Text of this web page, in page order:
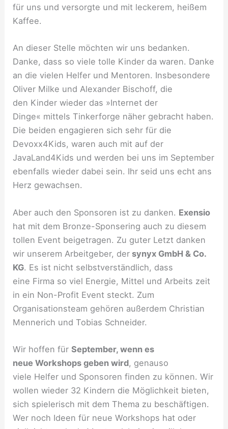
für uns und versorgte und mit leckerem, heißem
Kaffee.
An dieser Stelle möchten wir uns bedanken.
Danke, dass so viele tolle Kinder da waren. Danke
an die vielen Helfer und Mentoren. Insbesondere
Oliver Milke und Alexander Bischoff, die
den Kinder wieder das »Internet der
Dinge« mittels Tinkerforge näher gebracht haben.
Die beiden engagieren sich sehr für die
Devoxx4Kids, waren auch mit auf der
JavaLand4Kids und werden bei uns im September
ebenfalls wieder dabei sein. Ihr seid uns echt ans
Herz gewachsen.
Aber auch den Sponsoren ist zu danken. Exensio
hat mit dem Bronze-Sponsering auch zu diesem
tollen Event beigetragen. Zu guter Letzt danken
wir unserem Arbeitgeber, der synyx GmbH & Co.
KG. Es ist nicht selbstverständlich, dass
eine Firma so viel Energie, Mittel und Arbeits zeit
in ein Non-Profit Event steckt. Zum
Organisationsteam gehören außerdem Christian
Mennerich und Tobias Schneider.
Wir hoffen fürSeptember, wenn es
neue Workshops geben wird, genauso
viele Helfer und Sponsoren finden zu können. Wir
wollen wieder 32 Kindern die Möglichkeit bieten,
sich spielerisch mit dem Thema zu beschäftigen.
Wer noch Ideen für neue Workshops hat oder